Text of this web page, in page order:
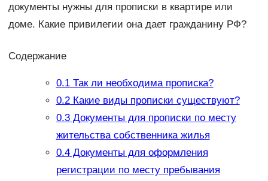
документы нужны для прописки в квартире или
доме. Какие привилегии она дает гражданину РФ?
Содержание
0.1Так ли необходима прописка?
0.2Какие виды прописки существуют?
0.3Документы для прописки по месту
жительства собственника жилья
0.4Документы для оформления
регистрации по месту пребывания